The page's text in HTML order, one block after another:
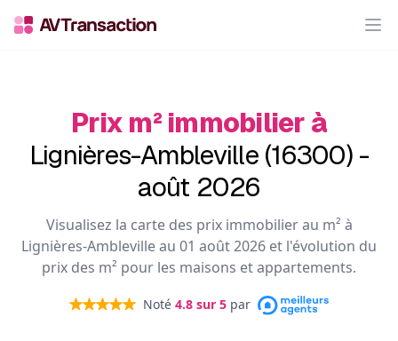
Prix m² immobilier à
Lignières-Ambleville (16300) -
août 2026
Visualisez la carte des prix immobilier au m² à
Lignières-Ambleville au 01 août 2026 et l'évolution du
prix des m² pour les maisons et appartements.
Noté 4.8 sur 5 par